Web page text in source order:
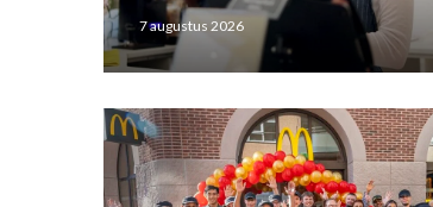
7 augustus 2026